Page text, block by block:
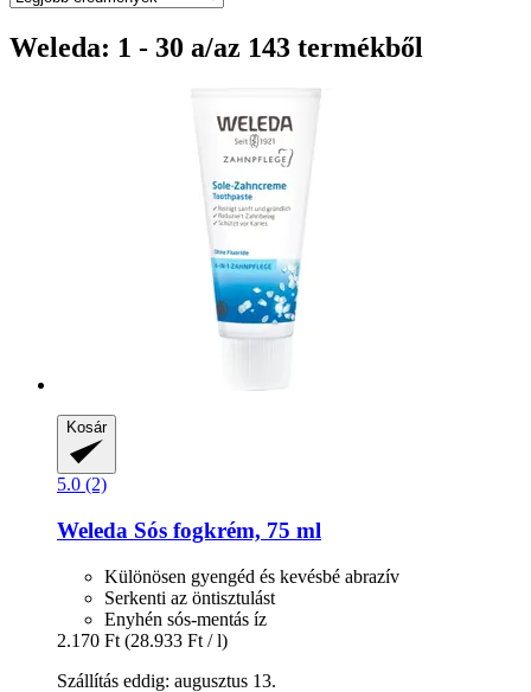
Weleda: 1 - 30 a/az 143 termékből
Kosár
5.0 (2)
Weleda Sós fogkrém, 75 ml
Különösen gyengéd és kevésbé abrazív
Serkenti az öntisztulást
Enyhén sós-mentás íz
2.170 Ft (28.933 Ft / l)
Szállítás eddig: augusztus 13.